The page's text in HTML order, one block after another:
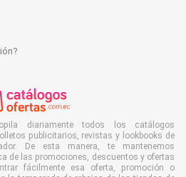
diariamente todos los catálogos
publicitarios, revistas y lookbooks de
De esta manera, te mantenemos
de las promociones, descuentos y ofertas
fácilmente esa oferta, promoción o